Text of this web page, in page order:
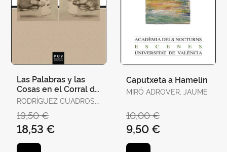
Las Palabras y las
Cosas en el Corral de
Comedias
RODRÍGUEZ CUADROS,
19,50 €
18,53 €
Caputxeta a Hamelin
MIRÓ ADROVER, JAUME
10,00 €
9,50 €